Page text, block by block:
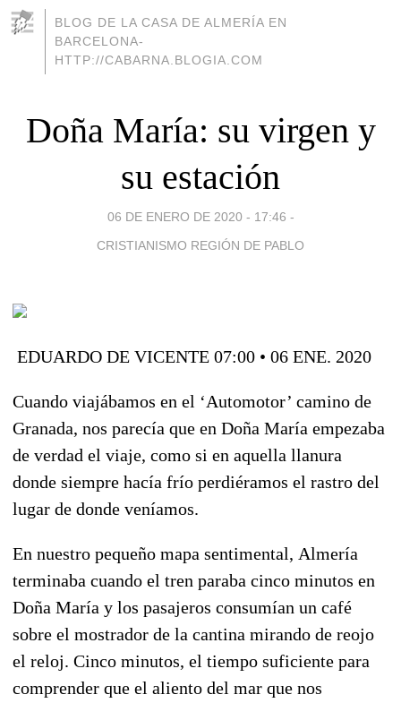
BLOG DE LA CASA DE ALMERÍA EN
BARCELONA-
HTTP://CABARNA.BLOGIA.COM
Doña María: su virgen y
su estación
06 DE ENERO DE 2020 - 17:46 -
CRISTIANISMO REGIÓN DE PABLO
EDUARDO DE VICENTE 07:00 • 06 ENE. 2020
Cuando viajábamos en el ‘Automotor’ camino de
Granada, nos parecía que en Doña María empezaba
de verdad el viaje, como si en aquella llanura
donde siempre hacía frío perdiéramos el rastro del
lugar de donde veníamos.
En nuestro pequeño mapa sentimental, Almería
terminaba cuando el tren paraba cinco minutos en
Doña María y los pasajeros consumían un café
sobre el mostrador de la cantina mirando de reojo
el reloj. Cinco minutos, el tiempo suficiente para
comprender que el aliento del mar que nos